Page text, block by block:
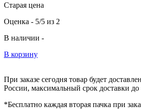
Старая цена
Оценка - 5/5 из 2
В наличии -
В корзину
При заказе сегодня товар будет доставлен
России, максимальный срок доставки до
*Бесплатно каждая вторая пачка при